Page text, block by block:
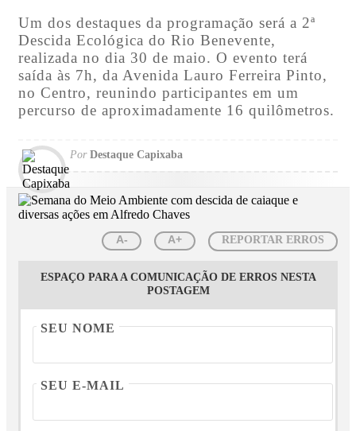
Um dos destaques da programação será a 2ª
Descida Ecológica do Rio Benevente,
realizada no dia 30 de maio. O evento terá
saída às 7h, da Avenida Lauro Ferreira Pinto,
no Centro, reunindo participantes em um
percurso de aproximadamente 16 quilômetros.
PorDestaque Capixaba
A- A+ REPORTAR ERROS
ESPAÇO PARA A COMUNICAÇÃO DE ERROS NESTA
POSTAGEM
SEU NOME
SEU E-MAIL